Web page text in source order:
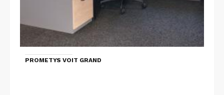
PROMETYS VOIT GRAND